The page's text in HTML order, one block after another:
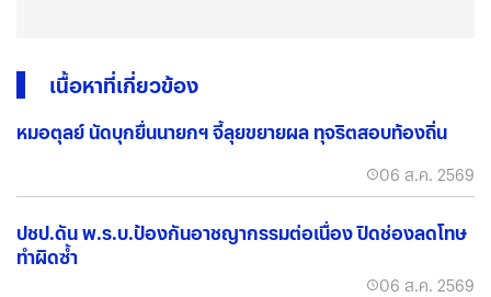
เนื้อหาที่เกี่ยวข้อง
หมอตุลย์ นัดบุกยื่นนายกฯ จี้ลุยขยายผล ทุจริตสอบท้องถิ่น
06 ส.ค. 2569
ปชป.ดัน พ.ร.บ.ป้องกันอาชญากรรมต่อเนื่อง ปิดช่องลดโทษ
ทำผิดซ้ำ
06 ส.ค. 2569